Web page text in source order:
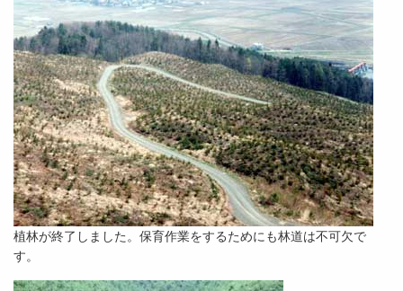
植林が終了しました。保育作業をするためにも林道は不可欠で
す。